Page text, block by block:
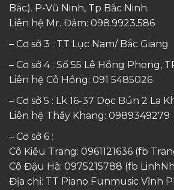
Bắc). P-Vũ Ninh, Tp Bắc Ninh.
Liên hệ Mr. Đảm: 098.9923.586
– Cơ sở 3 : TT Lục Nam/ Bắc Giang
– Cơ sở 4 : Số 55 Lê Hồng Phong,
Liên hệ Cô Hồng: 091 5485026
– Cơ sở 5 : Lk 16-37 Dọc Bún 2 La
Liên hệ Thầy Khang: 0989349279
– Cơ sở 6 :
Cô Kiều Trang: 0961121636 (fb
Cô Đậu Hà: 0975215788 (fb
Địa chỉ: TT Piano Funmusic Vĩnh